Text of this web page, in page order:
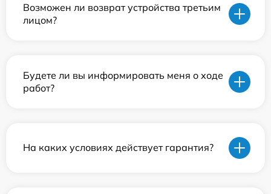
Возможен ли возврат устройства третьим
лицом?
Будете ли вы информировать меня о ходе
работ?
На каких условиях действует гарантия?